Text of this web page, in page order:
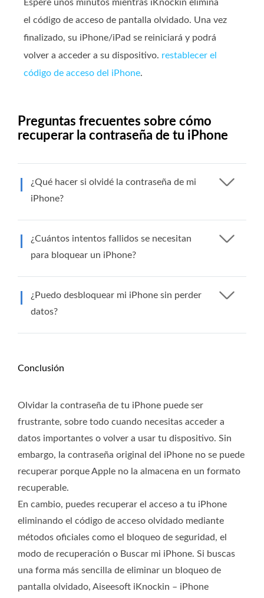
Espere unos minutos mientras iKnockin elimina
el código de acceso de pantalla olvidado. Una vez
finalizado, su iPhone/iPad se reiniciará y podrá
volver a acceder a su dispositivo. restablecer el
código de acceso del iPhone.
Preguntas frecuentes sobre cómo
recuperar la contraseña de tu iPhone
¿Qué hacer si olvidé la contraseña de mi
iPhone?
¿Cuántos intentos fallidos se necesitan
para bloquear un iPhone?
¿Puedo desbloquear mi iPhone sin perder
datos?
Conclusión
Olvidar la contraseña de tu iPhone puede ser
frustrante, sobre todo cuando necesitas acceder a
datos importantes o volver a usar tu dispositivo. Sin
embargo, la contraseña original del iPhone no se puede
recuperar porque Apple no la almacena en un formato
recuperable.
En cambio, puedes recuperar el acceso a tu iPhone
eliminando el código de acceso olvidado mediante
métodos oficiales como el bloqueo de seguridad, el
modo de recuperación o Buscar mi iPhone. Si buscas
una forma más sencilla de eliminar un bloqueo de
pantalla olvidado, Aiseesoft iKnockin – iPhone